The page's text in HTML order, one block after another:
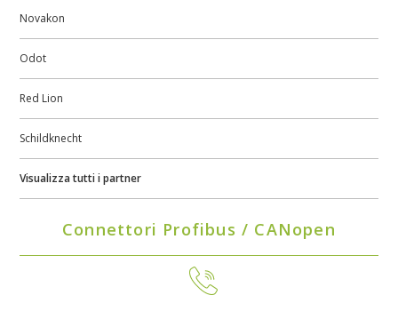
Novakon
Odot
Red Lion
Schildknecht
Visualizza tutti i partner
Connettori Profibus / CANopen